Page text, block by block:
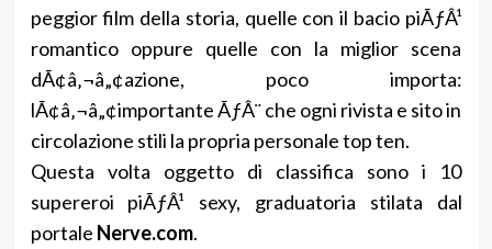
peggior film della storia, quelle con il bacio piÃƒÂ¹
romantico oppure quelle con la miglior scena
dÃ¢â‚¬â„¢azione, poco importa:
lÃ¢â‚¬â„¢importante ÃƒÂ¨ che ogni rivista e sito in
circolazione stili la propria personale top ten.
Questa volta oggetto di classifica sono i 10
supereroi piÃƒÂ¹ sexy, graduatoria stilata dal
portale Nerve.com.